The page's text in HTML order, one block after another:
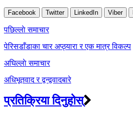
Facebook Twitter LinkedIn Viber
Post
navigation
पछिल्लाे समाचार
पेरिसडाँडाका चार अप्ठ्यारा र एक मात्र विकल्प
अघिल्लाे समाचार
अधिभूतवाद र द्वन्द्ववादबारे
प्रतिक्रिया दिनुहोस्